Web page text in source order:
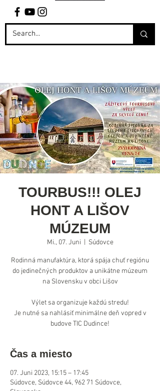
TOURBUS!!! OLEJ
HONT A LIŠOV
MÚZEUM
Mi., 07. Juni Súdovce
Rodinná manufaktúra, ktorá spája chuť regiónu
do jedinečných produktov a unikátne múzeum
na Slovensku v obci Lišov
Výlet sa organizuje každú stredu!
Je nutné sa nahlásiť minimálne deň vopred v
budove TIC Dudince!
Čas a miesto
07. Juni 2023, 15:15 – 17:45
Súdovce, Súdovce 44, 962 71 Súdovce,